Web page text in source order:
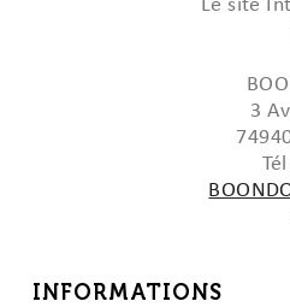
Le site
3
INFORMATIONS